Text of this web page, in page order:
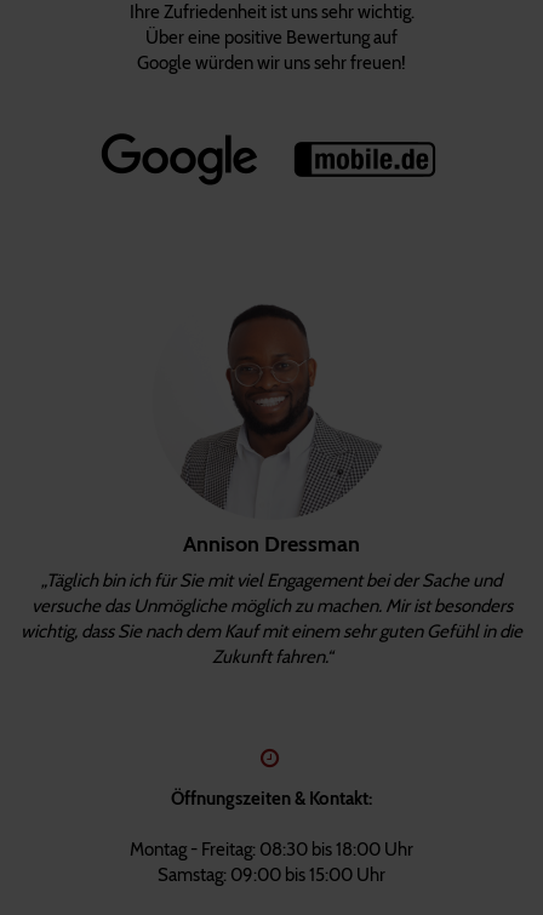
Ihre Zufriedenheit ist uns sehr wichtig.
Über eine positive Bewertung auf
Google würden wir uns sehr freuen!
Annison Dressman
„Täglich bin ich für Sie mit viel Engagement bei der Sache und
versuche das Unmögliche möglich zu machen. Mir ist besonders
wichtig, dass Sie nach dem Kauf mit einem sehr guten Gefühl in die
Zukunft fahren.“
Öffnungszeiten & Kontakt:
Montag - Freitag: 08:30 bis 18:00 Uhr
Samstag: 09:00 bis 15:00 Uhr